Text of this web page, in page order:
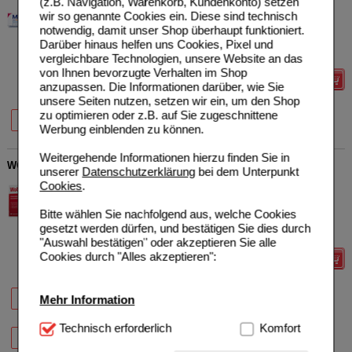
wir so genannte Cookies ein. Diese sind technisch
notwendig, damit unser Shop überhaupt funktioniert.
Darüber hinaus helfen uns Cookies, Pixel und
vergleichbare Technologien, unsere Website an das
von Ihnen bevorzugte Verhalten im Shop
anzupassen. Die Informationen darüber, wie Sie
unsere Seiten nutzen, setzen wir ein, um den Shop
zu optimieren oder z.B. auf Sie zugeschnittene
Werbung einblenden zu können.
Weitergehende Informationen hierzu finden Sie in
unserer Datenschutzerklärungbei dem Unterpunkt
Cookies.
Bitte wählen Sie nachfolgend aus, welche Cookies
gesetzt werden dürfen, und bestätigen Sie dies durch
"Auswahl bestätigen" oder akzeptieren Sie alle
Cookies durch "Alles akzeptieren":
Mehr Information
Technisch Notwendig:Hierbei handelt es sich um
Technisch erforderlich Komfort
STADA Consumer Health
Deutschland GmbH
00412493
100g Creme
AVP***
Unser Preis*
Sie sparen
Grundpreis
103,90 €
Details
50 g
40%
100 g
WOBENZYM magensaftresistente Tabletten
MUCOS Pharma GmbH &
13751848
200St Tabletten,
magensaftresistent
Unser Preis *
Sie sparen 29,88 €
100 St 200 St
800 St
37%